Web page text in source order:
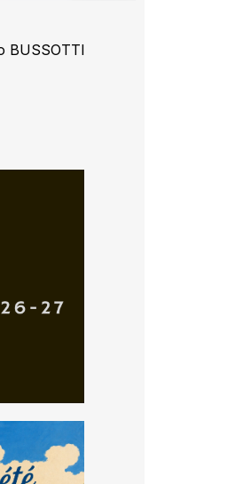
BUSSOTTI